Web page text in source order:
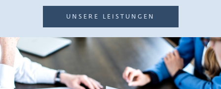
UNSERE LEISTUNGEN